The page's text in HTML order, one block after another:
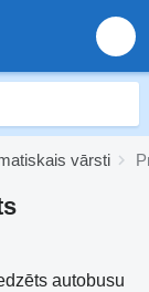
vārsti
autobusu